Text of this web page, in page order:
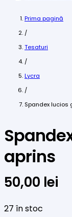
Prima pagină
/
Tesaturi
/
Lycra
/
Spandex lucios
aprins
50,00 lei
27 în stoc